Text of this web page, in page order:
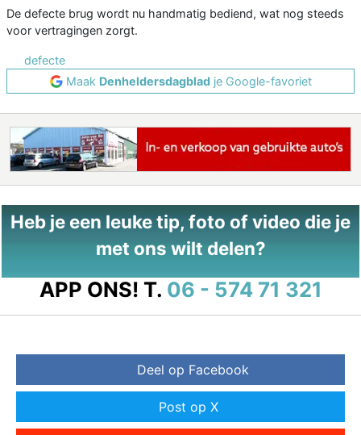
De defecte brug wordt nu handmatig bediend, wat nog steeds
voor vertragingen zorgt.
defecte
Maak Denheldersdagbladje Google-favoriet
Heb je een leuke tip, foto of video die je
met ons wilt delen?
APP ONS! T. 06 - 574 71 321
Deel op Facebook
Post op X